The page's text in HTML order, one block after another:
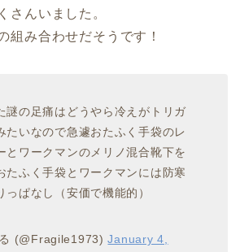
さんいました。
組み合わせだそうです！
謎の足痛はどうやら冷えがトリガ
たいなので急遽おたふく手袋のレ
とワークマンのメリノ混合靴下を
たふく手袋とワークマンには防寒
っぱなし（安価で機能的）
(@Fragile1973)January 4,